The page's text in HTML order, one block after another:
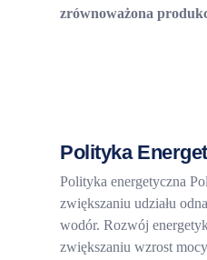
zrównoważona
Polityka
Polityka energetyczna
zwiększaniu udziału
wodór. Rozwój
zwiększaniu wzrost